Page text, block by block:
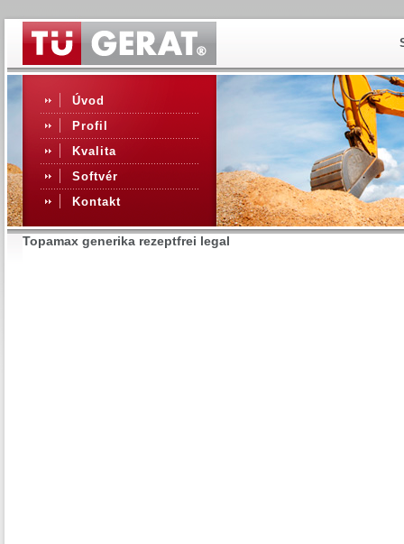
Úvod
Profil
Kvalita
Softvér
Kontakt
Topamax generika rezeptfrei legal